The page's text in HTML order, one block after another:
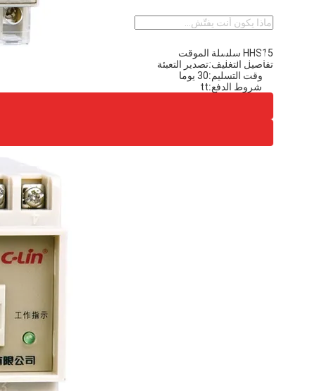
描
طلب اقتباس
HHS15 سلسلة الموقت
تفاصيل التغليف:تصدير التعبئة
وقت التسليم:30 يوما
شروط الدفع:tt